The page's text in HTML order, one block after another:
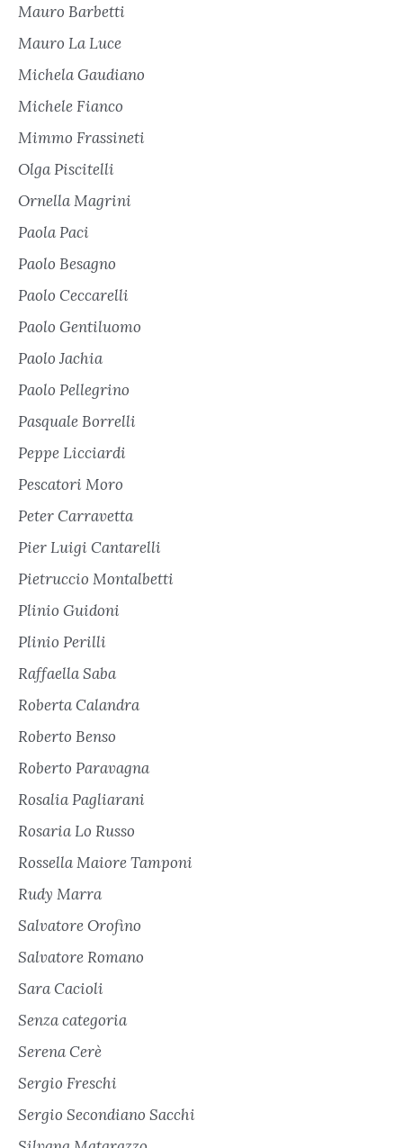
Mauro Barbetti
Mauro La Luce
Michela Gaudiano
Michele Fianco
Mimmo Frassineti
Olga Piscitelli
Ornella Magrini
Paola Paci
Paolo Besagno
Paolo Ceccarelli
Paolo Gentiluomo
Paolo Jachia
Paolo Pellegrino
Pasquale Borrelli
Peppe Licciardi
Pescatori Moro
Peter Carravetta
Pier Luigi Cantarelli
Pietruccio Montalbetti
Plinio Guidoni
Plinio Perilli
Raffaella Saba
Roberta Calandra
Roberto Benso
Roberto Paravagna
Rosalia Pagliarani
Rosaria Lo Russo
Rossella Maiore Tamponi
Rudy Marra
Salvatore Orofino
Salvatore Romano
Sara Cacioli
Senza categoria
Serena Cerè
Sergio Freschi
Sergio Secondiano Sacchi